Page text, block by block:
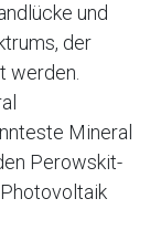
und
der
werden.
Mineral
Perowskit-